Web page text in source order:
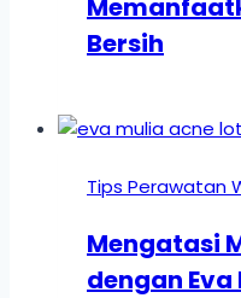
Bersih
Tips Perawatan
Mengatasi
dengan